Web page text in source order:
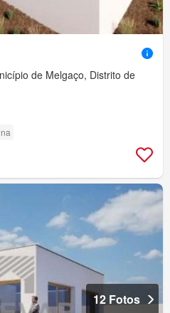
de Melgaço, Distrito de
12 Fotos